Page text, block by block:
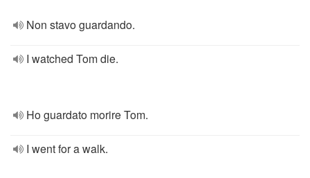
Non stavo guardando.
I watched Tom die.
Ho guardato morire Tom.
I went for a walk.